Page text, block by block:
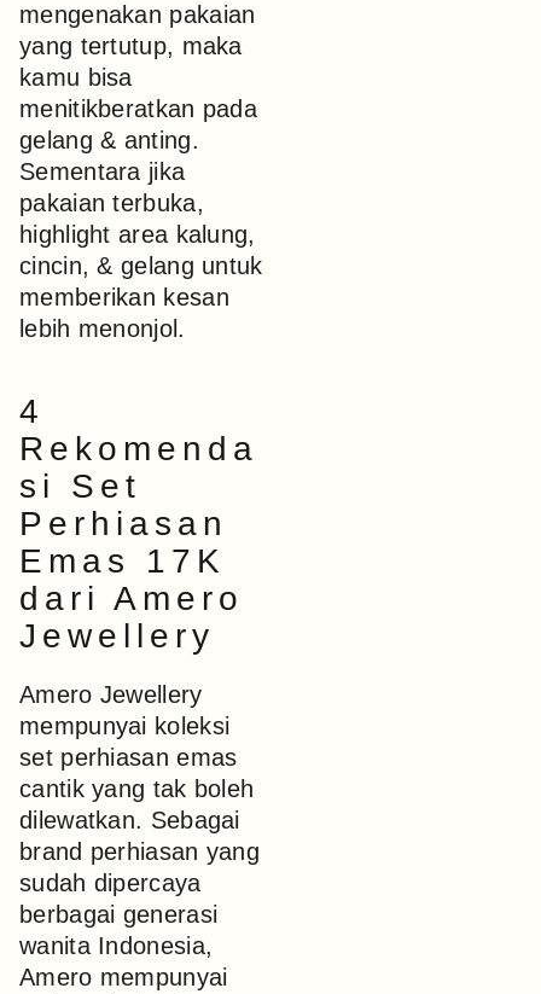
mengenakan pakaian
yang tertutup, maka
kamu bisa
menitikberatkan pada
gelang & anting.
Sementara jika
pakaian terbuka,
highlight area kalung,
cincin, & gelang untuk
memberikan kesan
lebih menonjol.
4
Rekomenda
si Set
Perhiasan
Emas 17K
dari Amero
Jewellery
Amero Jewellery
mempunyai koleksi
set perhiasan emas
cantik yang tak boleh
dilewatkan. Sebagai
brand perhiasan yang
sudah dipercaya
berbagai generasi
wanita Indonesia,
Amero mempunyai